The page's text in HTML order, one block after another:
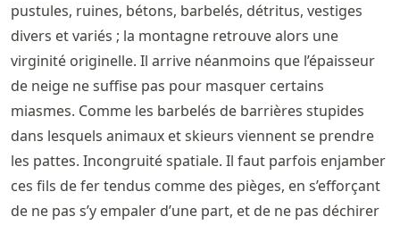
pustules, ruines, bétons, barbelés, détritus, vestiges
divers et variés ; la montagne retrouve alors une
virginité originelle. Il arrive néanmoins que l’épaisseur
de neige ne suffise pas pour masquer certains
miasmes. Comme les barbelés de barrières stupides
dans lesquels animaux et skieurs viennent se prendre
les pattes. Incongruité spatiale. Il faut parfois enjamber
ces fils de fer tendus comme des pièges, en s’efforçant
de ne pas s’y empaler d’une part, et de ne pas déchirer